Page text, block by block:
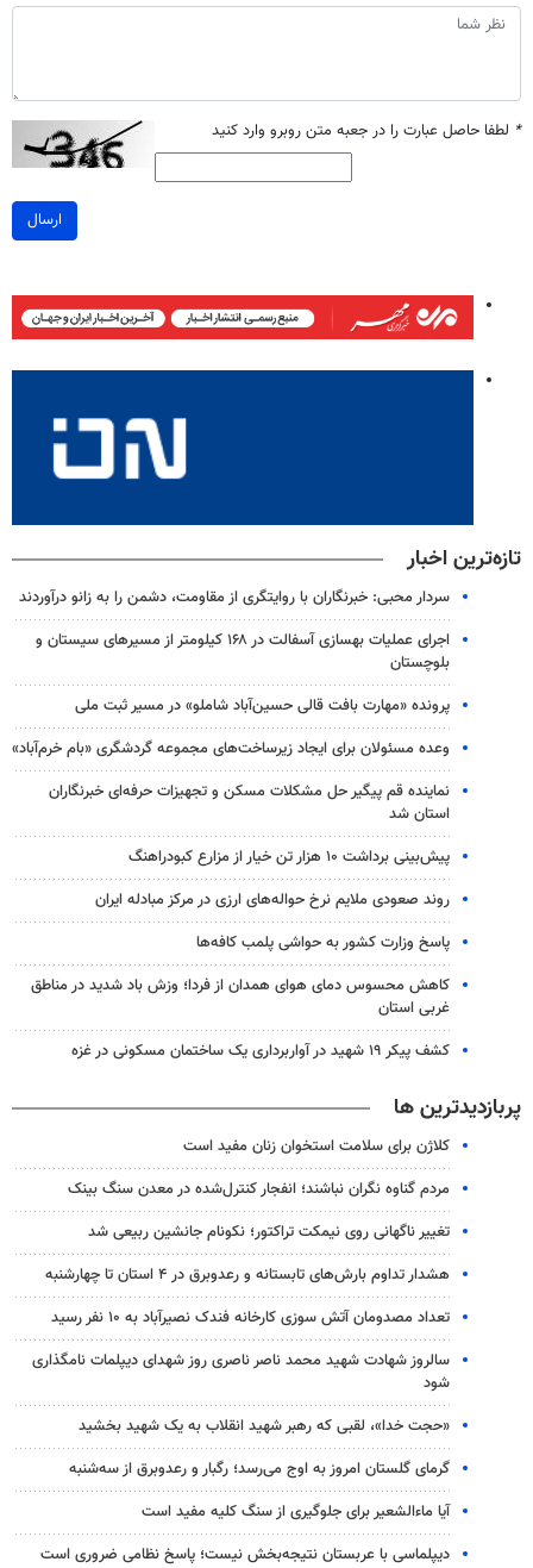
* لطفا حاصل عبارت را در جعبه متن روبرو وارد کنید
ارسال
تازه‌ترین اخبار
سردار محبی: خبرنگاران با روایتگری از مقاومت، دشمن را به زانو درآوردند
اجرای عملیات بهسازی آسفالت در ۱۶۸ کیلومتر از مسیرهای سیستان و
بلوچستان
پرونده «مهارت بافت قالی حسین‌آباد شاملو» در مسیر ثبت ملی
وعده مسئولان برای ایجاد زیرساخت‌های مجموعه گردشگری «بام خرم‌آباد»
نماینده قم پیگیر حل مشکلات مسکن و تجهیزات حرفه‌ای خبرنگاران
استان شد
پیش‌بینی برداشت ۱۰ هزار تن خیار از مزارع کبودراهنگ
روند صعودی ملایم نرخ حواله‌های ارزی در مرکز مبادله ایران
پاسخ وزارت کشور به حواشی پلمب کافه‌ها
کاهش محسوس دمای هوای همدان از فردا؛ وزش باد شدید در مناطق
غربی استان
کشف پیکر ۱۹ شهید در آواربرداری یک ساختمان مسکونی در غزه
پربازدیدترین ها
کلاژن برای سلامت استخوان زنان مفید است
مردم گناوه نگران نباشند؛ انفجار کنترل‌شده در معدن سنگ بینک
تغییر ناگهانی روی نیمکت تراکتور؛ نکونام جانشین ربیعی شد
هشدار تداوم بارش‌های تابستانه و رعدوبرق در ۴ استان تا چهارشنبه
تعداد مصدومان آتش سوزی کارخانه فندک نصیرآباد به ۱۰ نفر رسید
سالروز شهادت شهید محمد ناصر ناصری روز شهدای دیپلمات نامگذاری
شود
«حجت خدا»، لقبی که رهبر شهید انقلاب به یک شهید بخشید
گرمای گلستان امروز به اوج می‌رسد؛ رگبار و رعدوبرق از سه‌شنبه
آیا ماءالشعیر برای جلوگیری از سنگ کلیه مفید است
دیپلماسی با عربستان نتیجه‌بخش نیست؛ پاسخ نظامی ضروری است